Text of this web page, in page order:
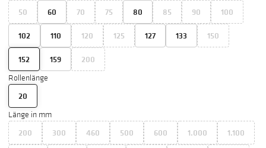
50 60 70 75 80 85 90
100
102
110 120 125 127 133
150
152
159 200
Rollenlänge
20
Länge in mm
200 300 460 500 600 1.000
1.100